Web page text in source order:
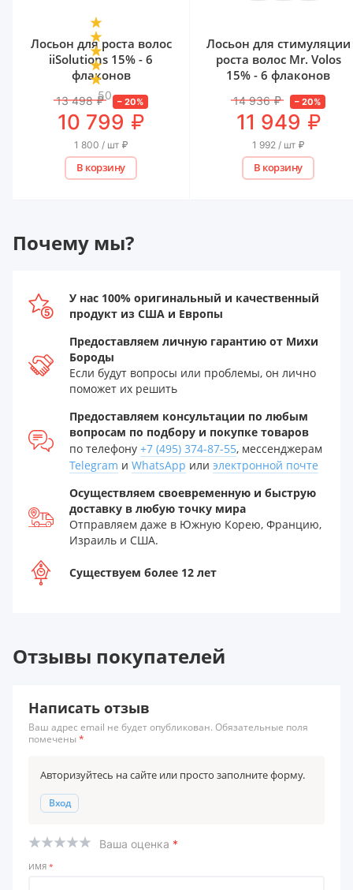
50
Лосьон для роста волос
iiSolutions 15% - 6
флаконов
13 498 ₽ – 20%
10 799 ₽
1 800 / шт ₽
В корзину
Лосьон для стимуляции
роста волос Mr. Volos
15% - 6 флаконов
14 936 ₽ – 20%
11 949 ₽
1 992 / шт ₽
В корзину
Почему мы?
У нас 100% оригинальный и качественный
продукт из США и Европы
Предоставляем личную гарантию от Михи
Бороды
Если будут вопросы или проблемы, он лично
поможет их решить
Предоставляем консультации по любым
вопросам по подбору и покупке товаров
по телефону +7 (495) 374-87-55, мессенджерам
Telegram и WhatsApp или электронной почте
Осуществляем своевременную и быструю
доставку в любую точку мира
Отправляем даже в Южную Корею, Францию,
Израиль и США.
Существуем более 12 лет
Отзывы покупателей
Написать отзыв
Ваш адрес email не будет опубликован. Обязательные поля
помечены *
Авторизуйтесь на сайте или просто заполните форму.
Вход
Ваша оценка *
ИМЯ *